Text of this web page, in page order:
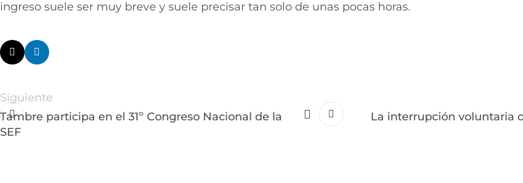
ingreso suele ser muy breve y suele precisar tan solo de unas pocas horas.
Siguiente
Tambre participa en el 31º Congreso Nacional de la
SEF
La interrupción voluntaria